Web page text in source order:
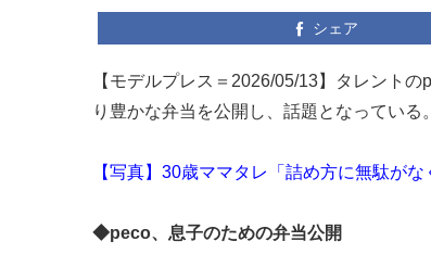
シェア
【モデルプレス＝2026/05/13】タレント
り豊かな弁当を公開し、話題となっている。
【写真】30歳ママタレ「詰め方に無駄が
◆peco、息子のための弁当公開